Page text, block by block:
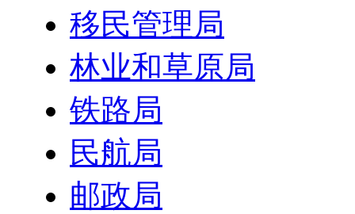
移民管理局
林业和草原局
铁路局
民航局
邮政局